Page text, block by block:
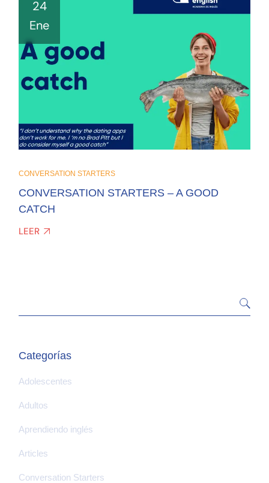
24
Ene
CONVERSATION STARTERS
CONVERSATION STARTERS – A GOOD
CATCH
LEER
Categorías
Adolescentes
Adultos
Aprendiendo inglés
Articles
Conversation Starters